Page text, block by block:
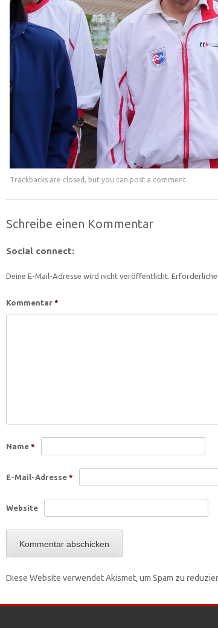
Trackbacks are closed, but you can post a comment.
Schreibe einen Kommentar
Social connect:
Deine E-Mail-Adresse wird nicht veröffentlicht.
Kommentar *
Name *
E-Mail-Adresse *
Website
Diese Website verwendet Akismet, um Spam zu